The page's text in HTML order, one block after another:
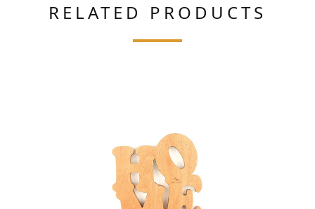
RELATED PRODUCTS